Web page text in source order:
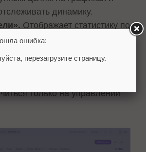
динамику.
Отображает статистику по
отдельных показателей по
метрикам.
скрыта».
только на управлении
ошибка:
перезагрузите страницу.